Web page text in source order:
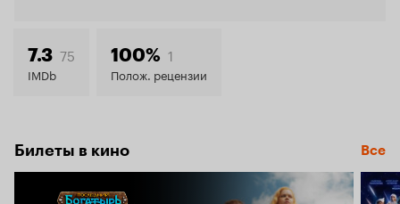
7.4
7.3 75
IMDb
100% 1
Полож. рецензии
Билеты в кино Все